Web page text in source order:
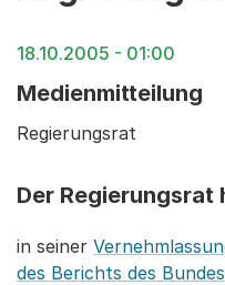
18.10.2005 - 01:00
Medienmitteilung
Regierungsrat
Der Regierungsrat
in seiner
des Berichts des